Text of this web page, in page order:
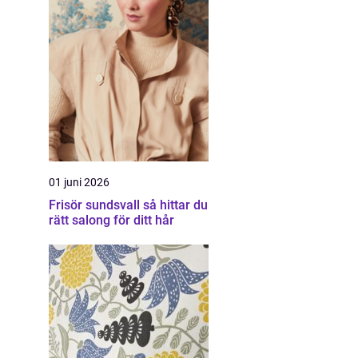
01 juni 2026
Frisör sundsvall så hittar du
rätt salong för ditt hår